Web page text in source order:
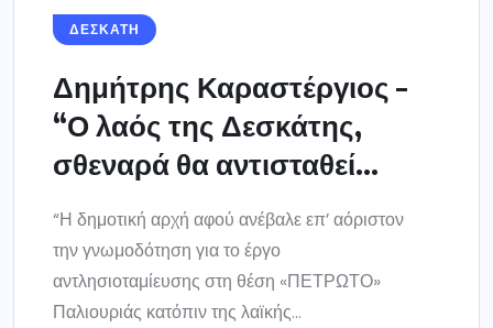
ΔΕΣΚΑΤΗ
Δημήτρης Καραστέργιος –
“Ο λαός της Δεσκάτης,
σθεναρά θα αντισταθεί...
“Η δημοτική αρχή αφού ανέβαλε επ’ αόριστον
την γνωμοδότηση για το έργο
αντλησιοταμίευσης στη θέση «ΠΕΤΡΩΤΟ»
Παλιουριάς κατόπιν της λαϊκής...